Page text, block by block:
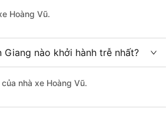
Hoàng Vũ.
nào khởi hành trễ nhất?
nhà xe Hoàng Vũ.